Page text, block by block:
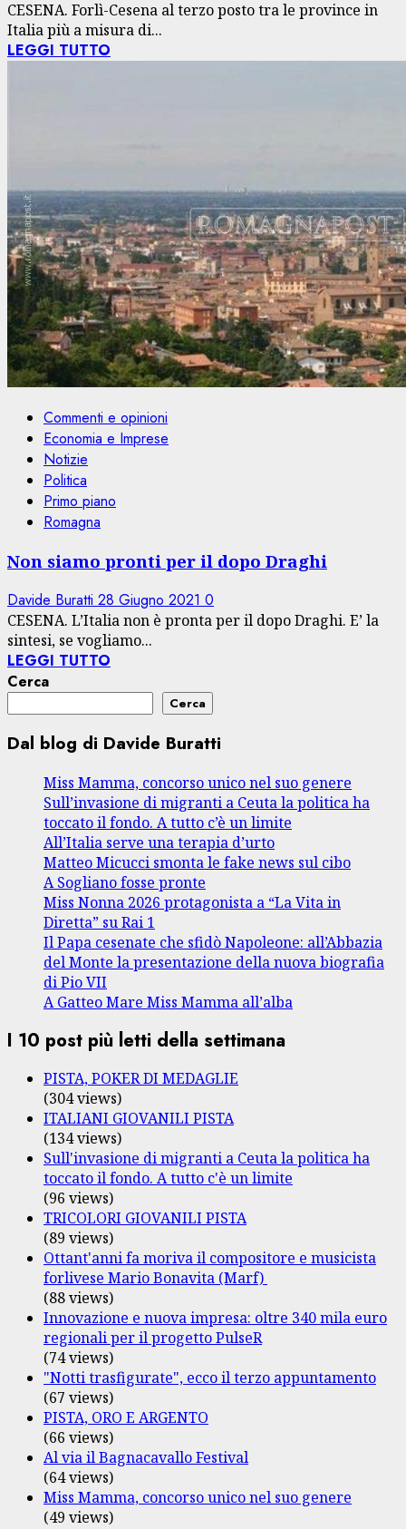
CESENA. Forlì-Cesena al terzo posto tra le province in
Italia più a misura di...
LEGGI TUTTO
Commenti e opinioni
Economia e Imprese
Notizie
Politica
Primo piano
Romagna
Non siamo pronti per il dopo Draghi
Davide Buratti 28 Giugno 2021 0
CESENA. L’Italia non è pronta per il dopo Draghi. E’ la
sintesi, se vogliamo...
LEGGI TUTTO
Cerca
Cerca
Dal blog di Davide Buratti
Miss Mamma, concorso unico nel suo genere
Sull’invasione di migranti a Ceuta la politica ha
toccato il fondo. A tutto c’è un limite
All’Italia serve una terapia d’urto
Matteo Micucci smonta le fake news sul cibo
A Sogliano fosse pronte
Miss Nonna 2026 protagonista a “La Vita in
Diretta” su Rai 1
Il Papa cesenate che sfidò Napoleone: all’Abbazia
del Monte la presentazione della nuova biografia
di Pio VII
A Gatteo Mare Miss Mamma all’alba
I 10 post più letti della settimana
PISTA, POKER DI MEDAGLIE
(304 views)
ITALIANI GIOVANILI PISTA
(134 views)
Sull'invasione di migranti a Ceuta la politica ha
toccato il fondo. A tutto c'è un limite
(96 views)
TRICOLORI GIOVANILI PISTA
(89 views)
Ottant'anni fa moriva il compositore e musicista
forlivese Mario Bonavita (Marf)
(88 views)
Innovazione e nuova impresa: oltre 340 mila euro
regionali per il progetto PulseR
(74 views)
"Notti trasfigurate", ecco il terzo appuntamento
(67 views)
PISTA, ORO E ARGENTO
(66 views)
Al via il Bagnacavallo Festival
(64 views)
Miss Mamma, concorso unico nel suo genere
(49 views)